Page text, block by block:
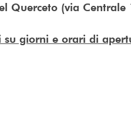
Querceto (via Centrale
su giorni e orari di